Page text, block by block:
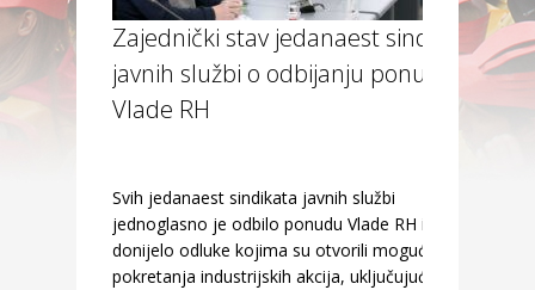
Zajednički stav jedanaest sindikata
javnih službi o odbijanju ponude
Vlade RH
Svih jedanaest sindikata javnih službi
jednoglasno je odbilo ponudu Vlade RH i
donijelo odluke kojima su otvorili mogućnost
pokretanja industrijskih akcija, uključujući i